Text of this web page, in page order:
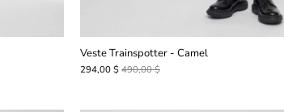
Veste Trainspotter - Camel
294,00 $ 490,00 $